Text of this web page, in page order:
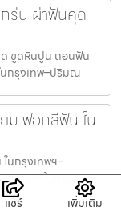
ร่น ผ่าฟันคุด
ด ขูดหินปูน ถอนฟัน
กรุงเทพ–ปริมณ
ม ฟอกสีฟัน ใน
นกรุงเทพฯ–
วงจรในกรุงเทพ–
แชร์ เพิ่มเติม